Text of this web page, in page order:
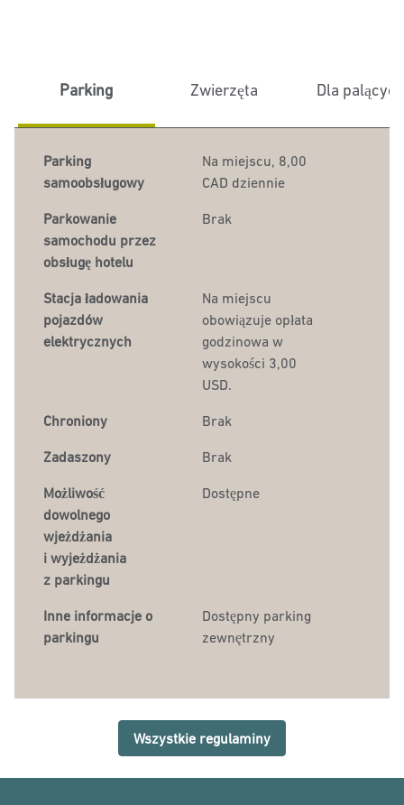
Parking Zwierzęta Dla palących
Parking
samoobsługowy
Na miejscu, 8,00
CAD dziennie
Parkowanie
samochodu przez
obsługę hotelu
Brak
Stacja ładowania
pojazdów
elektrycznych
Na miejscu
obowiązuje opłata
godzinowa w
wysokości 3,00
USD.
Chroniony Brak
Zadaszony Brak
Możliwość
dowolnego
wjeżdżania
i wyjeżdżania
z parkingu
Dostępne
Inne informacje o
parkingu
Dostępny parking
zewnętrzny
Wszystkie regulaminy